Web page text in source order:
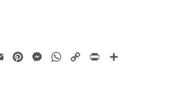
Email PinterestMessenger
WhatsApp
Copy
Print